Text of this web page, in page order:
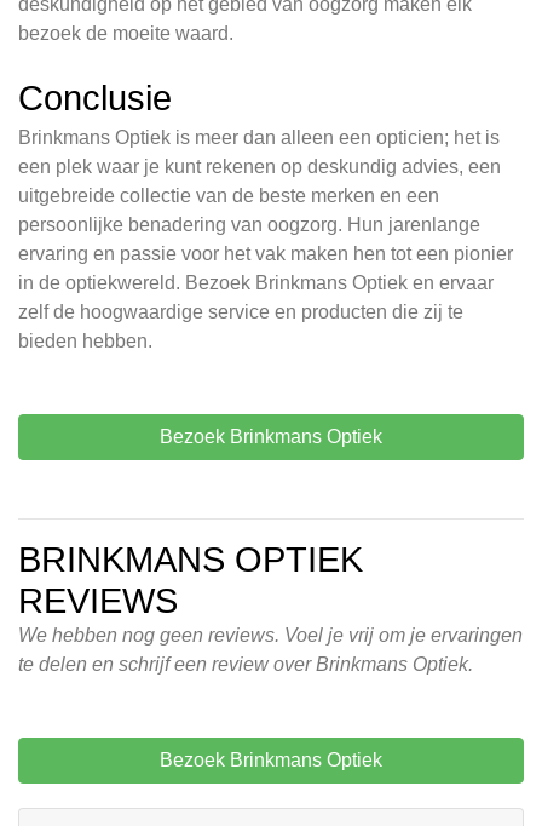
deskundigheid op het gebied van oogzorg maken elk
bezoek de moeite waard.
Conclusie
Brinkmans Optiek is meer dan alleen een opticien; het is
een plek waar je kunt rekenen op deskundig advies, een
uitgebreide collectie van de beste merken en een
persoonlijke benadering van oogzorg. Hun jarenlange
ervaring en passie voor het vak maken hen tot een pionier
in de optiekwereld. Bezoek Brinkmans Optiek en ervaar
zelf de hoogwaardige service en producten die zij te
bieden hebben.
Bezoek Brinkmans Optiek
BRINKMANS OPTIEK
REVIEWS
We hebben nog geen reviews. Voel je vrij om je ervaringen
te delen en schrijf een review over Brinkmans Optiek.
Bezoek Brinkmans Optiek